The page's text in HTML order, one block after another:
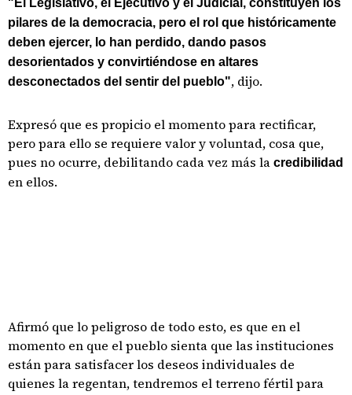
"El Legislativo, el Ejecutivo y el Judicial, constituyen los
pilares de la democracia, pero el rol que históricamente
deben ejercer, lo han perdido, dando pasos
desorientados y convirtiéndose en altares
desconectados del sentir del pueblo", dijo.
Expresó que es propicio el momento para rectificar,
pero para ello se requiere valor y voluntad, cosa que,
pues no ocurre, debilitando cada vez más la credibilidad
en ellos.
Afirmó que lo peligroso de todo esto, es que en el
momento en que el pueblo sienta que las instituciones
están para satisfacer los deseos individuales de
quienes la regentan, tendremos el terreno fértil para